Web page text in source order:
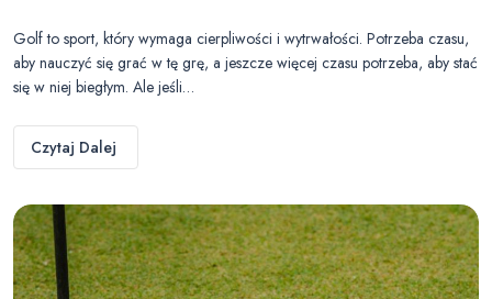
Golf to sport, który wymaga cierpliwości i wytrwałości. Potrzeba czasu,
aby nauczyć się grać w tę grę, a jeszcze więcej czasu potrzeba, aby stać
się w niej biegłym. Ale jeśli…
Czytaj Dalej